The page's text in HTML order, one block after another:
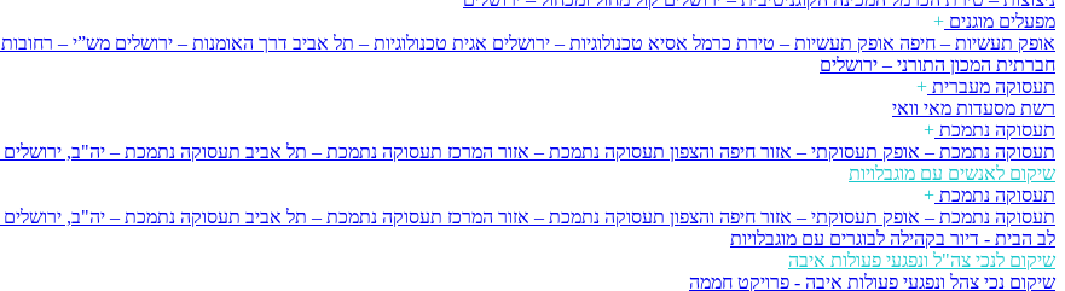
מפעלים מוגנים +
אופק תעשיות – חיפה אופק תעשיות – טירת כרמל אסיא טכנולוגיות – ירושלים אגית טכנולוגיות – תל אביב דרך האומנות – ירושלים מש”י – רחובות
חברתית המכון התורני – ירושלים
תעסוקה מעברית +
רשת מסעדות מאי וואי
תעסוקה נתמכת +
תעסוקה נתמכת – אופק תעסוקתי – אזור חיפה והצפון תעסוקה נתמכת – אזור המרכז תעסוקה נתמכת – תל אביב תעסוקה נתמכת – יה"ב, ירושלים
שיקום לאנשים עם מוגבלויות
תעסוקה נתמכת +
תעסוקה נתמכת – אופק תעסוקתי – אזור חיפה והצפון תעסוקה נתמכת – אזור המרכז תעסוקה נתמכת – תל אביב תעסוקה נתמכת – יה"ב, ירושלים
לב הבית - דיור בקהילה לבוגרים עם מוגבלויות
שיקום לנכי צה"ל ונפגעי פעולות איבה
שיקום נכי צהל ונפגעי פעולות איבה - פרויקט חממה